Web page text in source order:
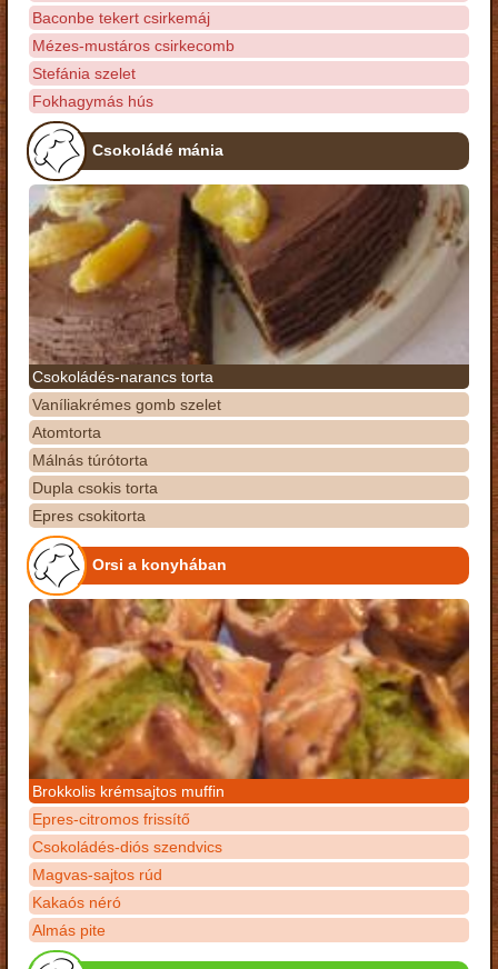
Baconbe tekert csirkemáj
Mézes-mustáros csirkecomb
Stefánia szelet
Fokhagymás hús
Csokoládé mánia
Csokoládés-narancs torta
Vaníliakrémes gomb szelet
Atomtorta
Málnás túrótorta
Dupla csokis torta
Epres csokitorta
Orsi a konyhában
Brokkolis krémsajtos muffin
Epres-citromos frissítő
Csokoládés-diós szendvics
Magvas-sajtos rúd
Kakaós néró
Almás pite